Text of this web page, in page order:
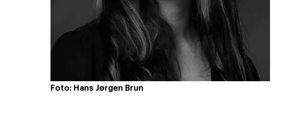
Foto: Hans Jørgen Brun